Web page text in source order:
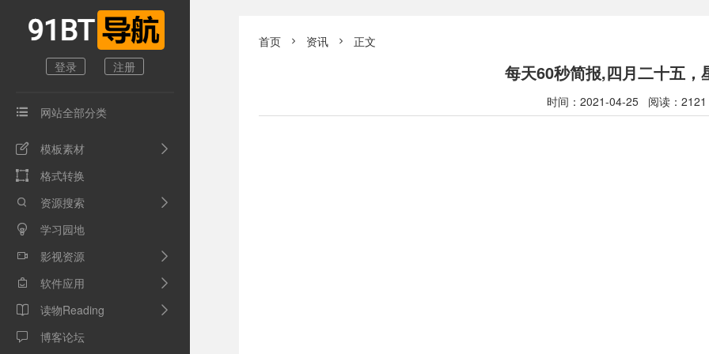
登录 注册
 网站全部分类
 模板素材
 格式转换
 资源搜索
 学习园地
 影视资源
 软件应用
 读物Reading
 博客论坛
首页  资讯  正文
每天60秒简报,四月二十五，
时间：2021-04-25 阅读：2121